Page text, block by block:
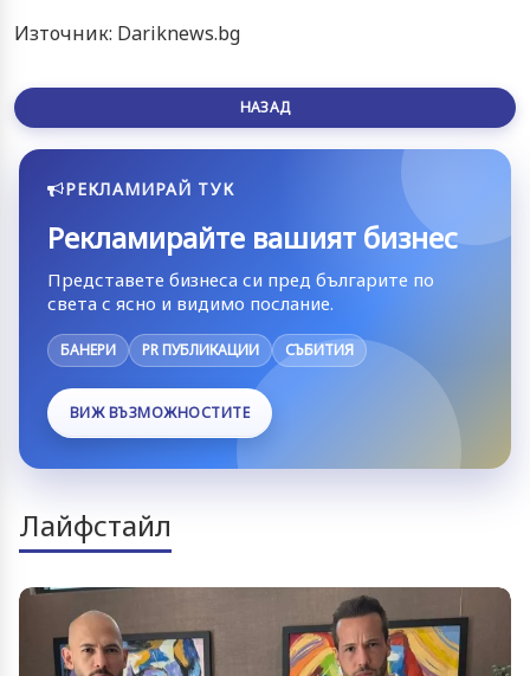
Източник: Dariknews.bg
НАЗАД
РЕКЛАМИРАЙ ТУК
Рекламирайте вашият бизнес
Представете бизнеса си пред българите по
света с ясно и видимо послание.
БАНЕРИ PR ПУБЛИКАЦИИ СЪБИТИЯ
ВИЖ ВЪЗМОЖНОСТИТЕ
Лайфстайл